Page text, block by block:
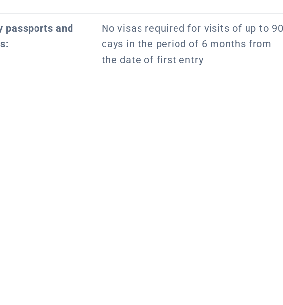
passports and
No visas required for visits of up to 90
days in the period of 6 months from
the date of first entry